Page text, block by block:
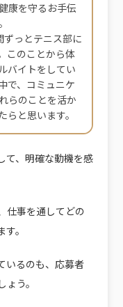
康を守るお手伝
ずっとテニス部に
このことから体
バイトをしてい
で、コミュニケ
らのことを活か
らと思います。
て、明確な動機を感
仕事を通してどの
。
いるのも、応募者
う。